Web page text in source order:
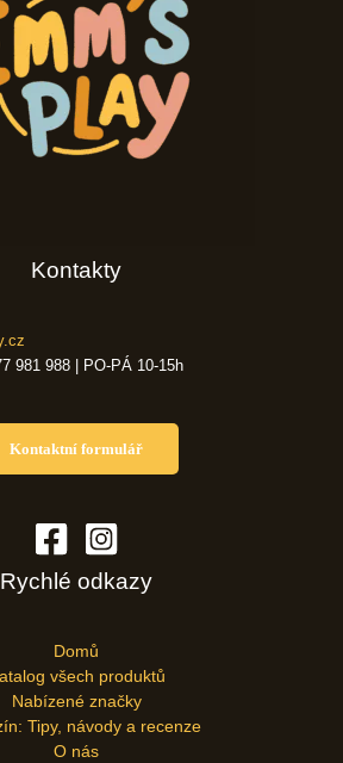
Kontakty
981 988 | PO-PÁ 10-15h
Kontaktní formulář
Rychlé odkazy
Domů
všech produktů
Nabízené značky
Tipy, návody a recenze
O nás